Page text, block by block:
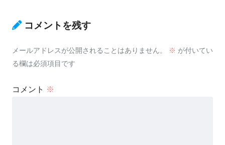
コメントを残す
メールアドレスが公開されることはありません。 ※ が付いてい
る欄は必須項目です
コメント ※